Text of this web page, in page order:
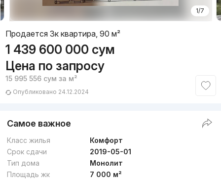
1/7
Продается 3к квартира, 90 м²
1 439 600 000 сум
Цена по запросу
15 995 556 сум за м²
Опубликовано 24.12.2024
Самое важное
Класс жилья
Комфорт
Срок сдачи
2019-05-01
Тип дома
Монолит
Площадь жк
7 000 м²